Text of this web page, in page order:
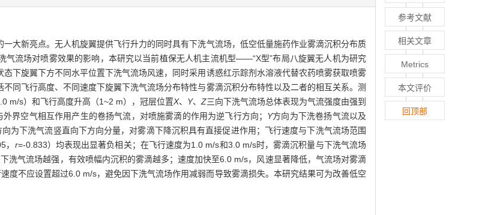
大新亮点。无人机旋翼提供飞行升力的同时具有下洗气流场，低空低量施药作业雾滴沉积分布质
气流场对喷雾效果的影响，本研究以当前植保无人机主流机型——“X型”布局八旋翼无人机为研究
下旋翼下方不同水平位置下洗气流场风速，同时采用诱惑红示踪剂水溶液代替农药喷雾获取喷雾
同飞行高度、不同速度下旋翼下洗气流场分布特性与雾滴沉积分布特性以及二者的相互关系。测
m/s）和飞行高度升高（1~2 m），冠层位置X、 Y、Z三向下洗气流场总体表现为气流强度由强到
界空气相互作用产生的卷扬气流，对喷施雾滴的作用为逆飞行方向； Y方向为下洗卷扬气流以及
向为下洗气流竖直向下方向分量，对雾滴下降沉积具有直接促进作用；飞行速度与下洗气流场范围
， r=-0.833）均表现出显著负相关；在飞行速度为1.0 m/s和3.0 m/s时，雾滴沉积量与下洗气流场
洗气流场越强，有效喷幅内沉积的雾滴越多；速度加快至6.0 m/s，风速显著降低，气流场对雾滴
度不应设置超过6.0 m/s，避免因下洗气流场作用减弱而导致雾滴损失。本研究结果可为改善低空
参考文献
相关文章
Metrics
本文评价
回顶部